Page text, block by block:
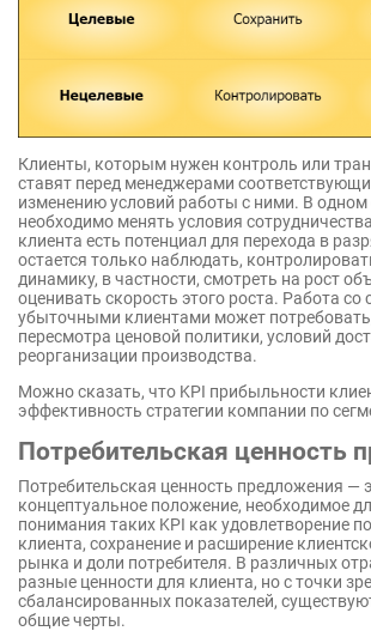
Клиенты, которым нужен контроль или
ставят перед менеджерами
изменению условий работы с ними. В одном
необходимо менять условия
клиента есть потенциал для перехода в
остается только наблюдать,
динамику, в частности, смотреть на рост
оценивать скорость этого роста. Работа со
убыточными клиентами может
пересмотра ценовой политики, условий
реорганизации производства.
Можно сказать, что KPI прибыльности
эффективность стратегии компании по
Потребительская ценность
Потребительская ценность предложения —
концептуальное положение, необходимое
понимания таких KPI как удовлетворение
клиента, сохранение и расширение
рынка и доли потребителя. В различных
разные ценности для клиента, но с точки
сбалансированных показателей,
общие черты.